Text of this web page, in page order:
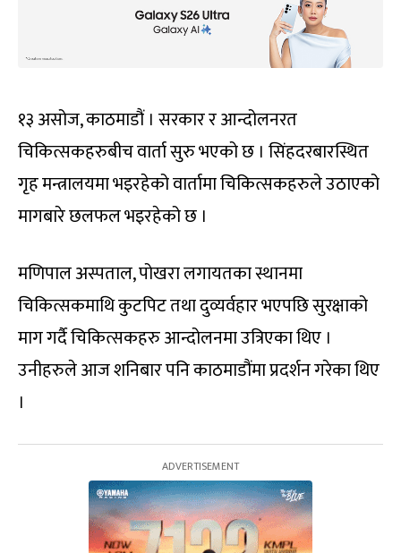
१३ असोज, काठमाडौं । सरकार र आन्दोलनरत
चिकित्सकहरुबीच वार्ता सुरु भएको छ । सिंहदरबारस्थित
गृह मन्त्रालयमा भइरहेको वार्तामा चिकित्सकहरुले उठाएको
मागबारे छलफल भइरहेको छ ।
मणिपाल अस्पताल, पोखरा लगायतका स्थानमा
चिकित्सकमाथि कुटपिट तथा दुव्यर्वहार भएपछि सुरक्षाको
माग गर्दै चिकित्सकहरु आन्दोलनमा उत्रिएका थिए ।
उनीहरुले आज शनिबार पनि काठमाडौंमा प्रदर्शन गरेका थिए
।